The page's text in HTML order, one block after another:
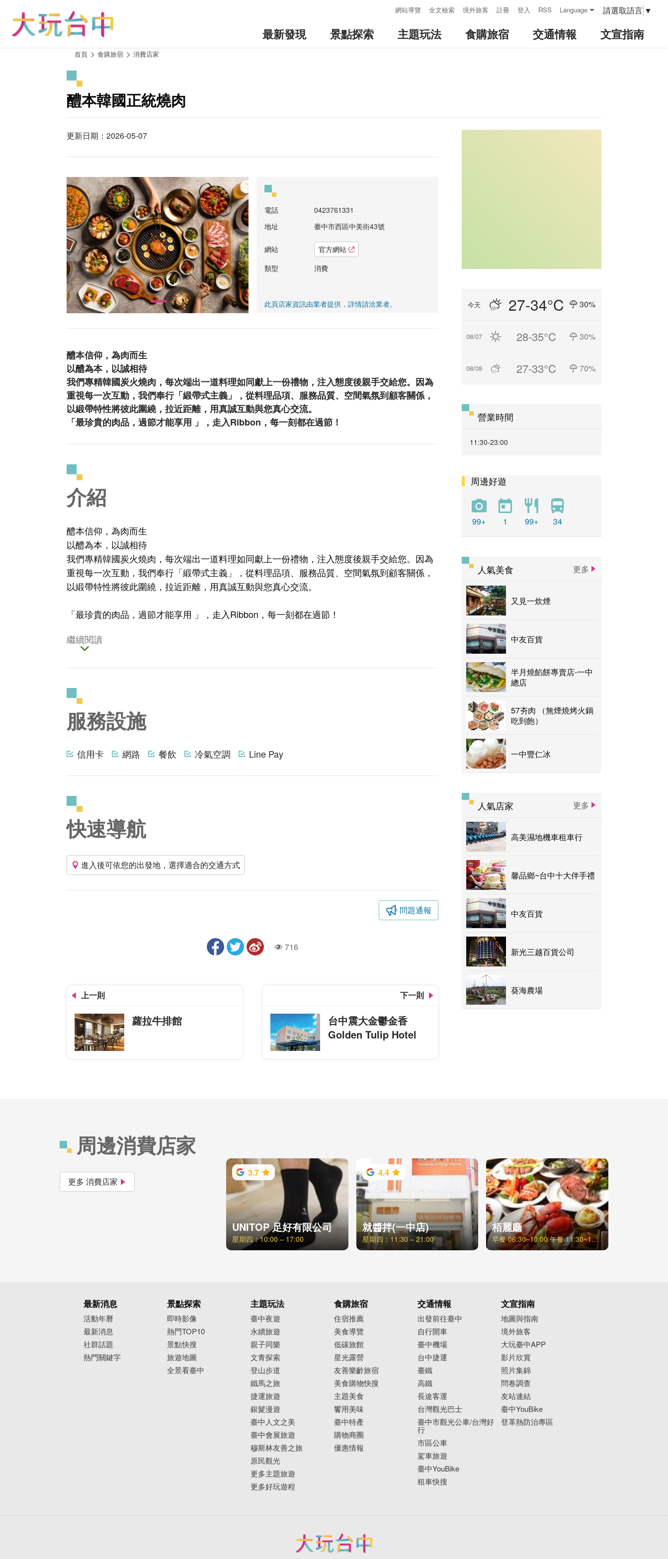
網站導覽 全文檢索 境外旅客 註冊 登入 RSS Language 請選取語言 ▼
最新發現 景點探索 主題玩法 食購旅宿 交通情報 文宣指南
首頁 食購旅宿 消費店家
醴本韓國正統燒肉
更新日期：2026-05-07
電話
0423761331
地址
臺中市西區中美街43號
網站
官方網站
類型
消費
此頁店家資訊由業者提供，詳情請洽業者。
醴本信仰，為肉而生
以醴為本，以誠相待
我們專精韓國炭火燒肉，每次端出一道料理如同獻上一份禮物，注入態度後親手交給您。因為
重視每一次互動，我們奉行「緞帶式主義」，從料理品項、服務品質、空間氣氛到顧客關係，
以緞帶特性將彼此圍繞，拉近距離，用真誠互動與您真心交流。
「最珍貴的肉品，過節才能享用 」，走入Ribbon，每一刻都在過節！
介紹
醴本信仰，為肉而生
以醴為本，以誠相待
我們專精韓國炭火燒肉，每次端出一道料理如同獻上一份禮物，注入態度後親手交給您。因為
重視每一次互動，我們奉行「緞帶式主義」，從料理品項、服務品質、空間氣氛到顧客關係，
以緞帶特性將彼此圍繞，拉近距離，用真誠互動與您真心交流。
「最珍貴的肉品，過節才能享用 」，走入Ribbon，每一刻都在過節！
繼續閱讀
服務設施
信用卡 網路 餐飲 冷氣空調 Line Pay
快速導航
進入後可依您的出發地，選擇適合的交通方式
問題通報
人氣716
上一則
蘿拉牛排館
下一則
台中震大金鬱金香
Golden Tulip Hotel
今天 27-34°C 30%
08/07 28-35°C 30%
08/08 27-33°C 70%
營業時間
11:30-23:00
周邊好遊
99+ 1 99+ 34
人氣美食 更多
又見一炊煙
中友百貨
半月燒餡餅專賣店-一中
總店
57夯肉 （無煙燒烤火鍋
吃到飽）
一中豐仁冰
人氣店家 更多
高美濕地機車租車行
馨品鄉~台中十大伴手禮
中友百貨
新光三越百貨公司
葵海農場
周邊消費店家
更多 消費店家
3.7
UNITOP 足好有限公司
星期四：10:00 – 17:00
4.4
就醬拌(一中店)
星期四：11:30 – 21:00
栢麗廳
早餐 06:30~10:00 午餐 11:30~14:00 自助百匯下午茶 14:30~16:30 (每週五、六、日) 晚餐 18:00~21:00
最新消息
活動年曆
最新消息
社群話題
熱門關鍵字
景點探索
即時影像
熱門TOP10
景點快搜
旅遊地圖
全景看臺中
主題玩法
臺中夜遊
永續旅遊
親子同樂
文青探索
登山步道
鐵馬之旅
捷運旅遊
銀髮漫遊
臺中人文之美
臺中會展旅遊
穆斯林友善之旅
原民觀光
更多主題旅遊
更多好玩遊程
食購旅宿
住宿推薦
美食導覽
低碳旅館
星光露營
友善樂齡旅宿
美食購物快搜
主題美食
饗用美味
臺中特產
購物商圈
優惠情報
交通情報
出發前往臺中
自行開車
臺中機場
台中捷運
臺鐵
高鐵
長途客運
台灣觀光巴士
臺中市觀光公車/台灣好
行
市區公車
駕車旅遊
臺中YouBike
租車快搜
文宣指南
地圖與指南
境外旅客
大玩臺中APP
影片欣賞
照片集錦
問卷調查
友站連結
臺中YouBike
登革熱防治專區